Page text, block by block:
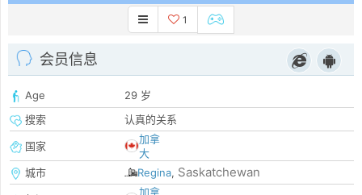
1
会员信息
Age
29 岁
搜索
认真的关系
国家
加拿
大
城市
Regina, Saskatchewan
加拿